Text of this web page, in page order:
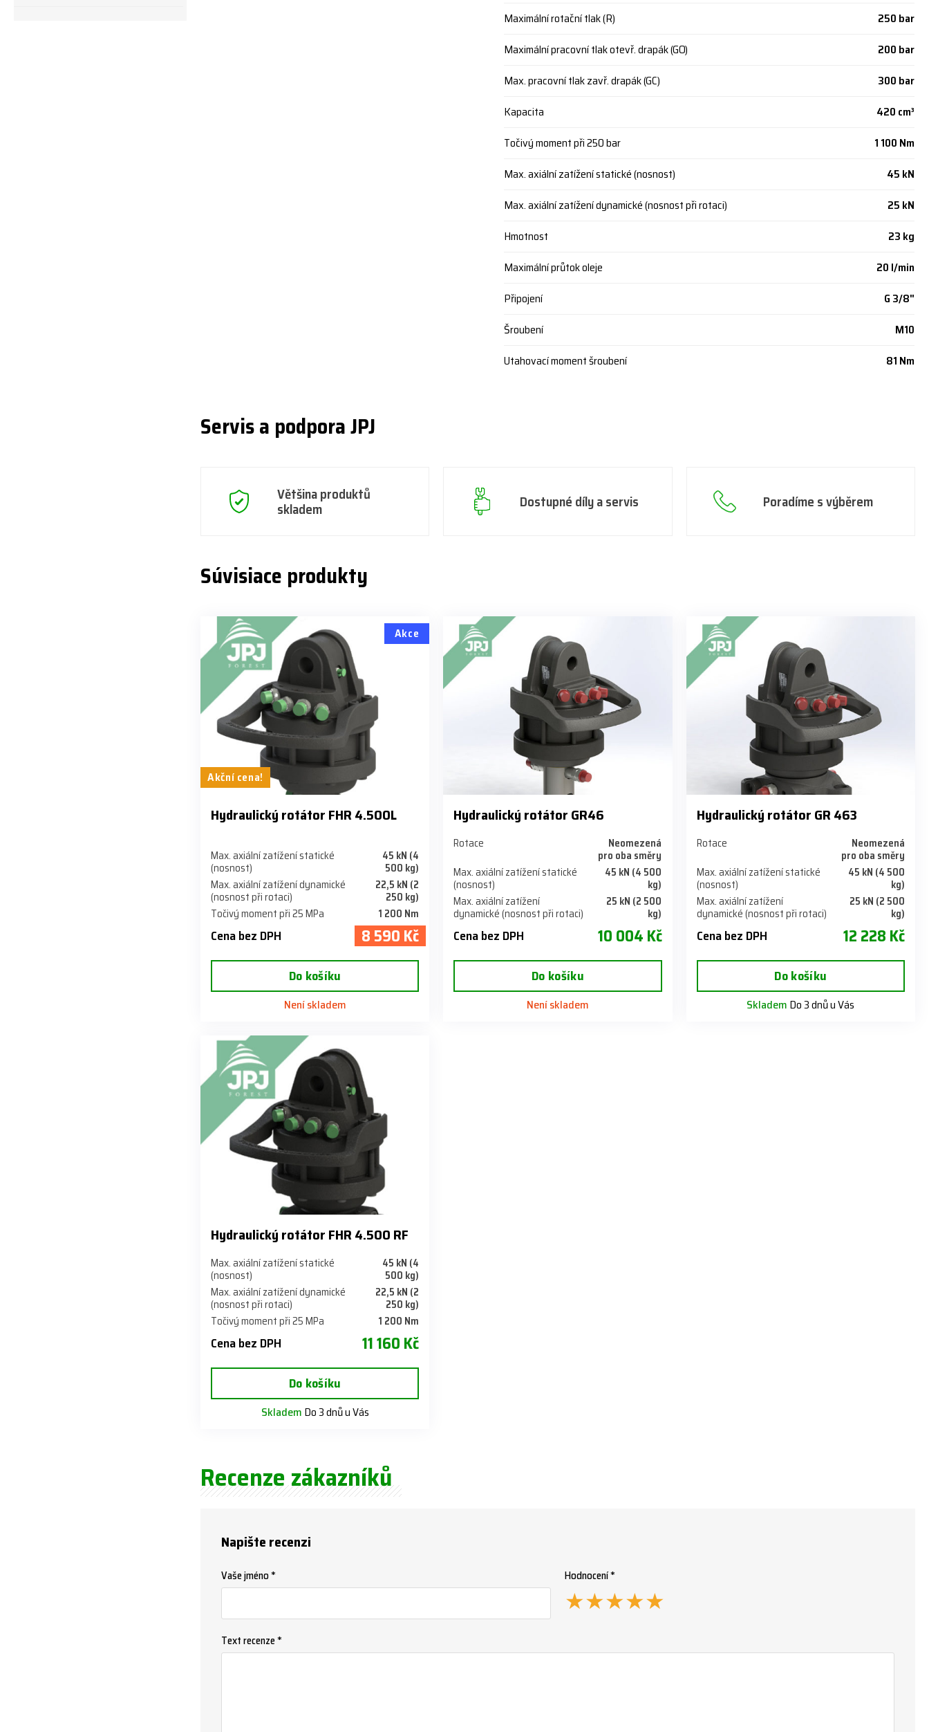
Maximální rotační tlak (R)
250 bar
Maximální pracovní tlak otevř. drapák (GO)
200 bar
Max. pracovní tlak zavř. drapák (GC)
300 bar
Kapacita
420 cm³
Točivý moment při 250 bar
1 100 Nm
Max. axiální zatížení statické (nosnost)
45 kN
Max. axiální zatížení dynamické (nosnost při rotaci)
25 kN
Hmotnost
23 kg
Maximální průtok oleje
20 l/min
Připojení
G 3/8"
Šroubení
M10
Utahovací moment šroubení
81 Nm
Servis a podpora JPJ
Většina produktů
skladem Dostupné díly a servis Poradíme s výběrem
Súvisiace produkty
Akce
Akční cena!
Hydraulický rotátor FHR 4.500L
Max. axiální zatížení statické
(nosnost)
45 kN (4
500 kg)
Max. axiální zatížení dynamické
(nosnost při rotaci)
22,5 kN (2
250 kg)
Točivý moment při 25 MPa
1 200 Nm
Cena bez DPH 8 590 Kč
Do košíku
Není skladem
Hydraulický rotátor GR46
Rotace Neomezená
pro oba směry
Max. axiální zatížení statické
(nosnost)
45 kN (4 500
kg)
Max. axiální zatížení
dynamické (nosnost při rotaci)
25 kN (2 500
kg)
Cena bez DPH 10 004 Kč
Do košíku
Není skladem
Hydraulický rotátor GR 463
Rotace Neomezená
pro oba směry
Max. axiální zatížení statické
(nosnost)
45 kN (4 500
kg)
Max. axiální zatížení
dynamické (nosnost při rotaci)
25 kN (2 500
kg)
Cena bez DPH 12 228 Kč
Do košíku
Skladem Do 3 dnů u Vás
Hydraulický rotátor FHR 4.500 RF
Max. axiální zatížení statické
(nosnost)
45 kN (4
500 kg)
Max. axiální zatížení dynamické
(nosnost při rotaci)
22,5 kN (2
250 kg)
Točivý moment při 25 MPa
1 200 Nm
Cena bez DPH 11 160 Kč
Do košíku
Skladem Do 3 dnů u Vás
Recenze zákazníků
Napište recenzi
Vaše jméno * Hodnocení *
★
★
★
★
★
Text recenze *